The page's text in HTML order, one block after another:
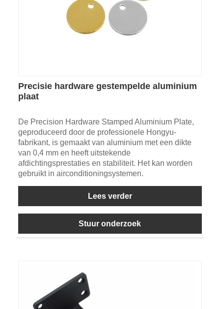
Precisie hardware gestempelde aluminium
plaat
De Precision Hardware Stamped Aluminium Plate,
geproduceerd door de professionele Hongyu-
fabrikant, is gemaakt van aluminium met een dikte
van 0,4 mm en heeft uitstekende
afdichtingsprestaties en stabiliteit. Het kan worden
gebruikt in airconditioningsystemen.
Lees verder
Stuur onderzoek